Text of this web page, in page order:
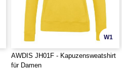
W1
AWDIS JH01F - Kapuzensweatshirt
für Damen